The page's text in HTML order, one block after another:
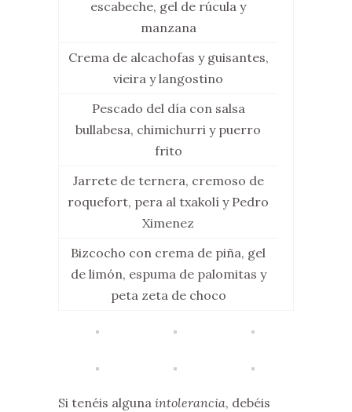
escabeche, gel de rúcula y
manzana
Crema de alcachofas y guisantes,
vieira y langostino
Pescado del día con salsa
bullabesa, chimichurri y puerro
frito
Jarrete de ternera, cremoso de
roquefort, pera al txakolí y Pedro
Ximenez
Bizcocho con crema de piña, gel
de limón, espuma de palomitas y
peta zeta de choco
Si tenéis alguna intolerancia, debéis